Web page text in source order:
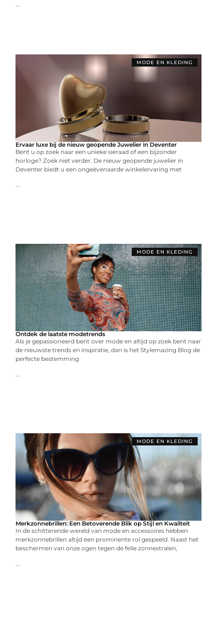
...
MODE EN KLEDING
Ervaar luxe bij de nieuw geopende Juwelier in Deventer
Bent u op zoek naar een unieke sieraad of een bijzonder
horloge? Zoek niet verder. De nieuw geopende juwelier in
Deventer biedt u een ongeëvenaarde winkelervaring met
...
MODE EN KLEDING
Ontdek de laatste modetrends
Als je gepassioneerd bent over mode en altijd op zoek bent naar
de nieuwste trends en inspiratie, dan is het Stylemazing Blog de
perfecte bestemming
...
MODE EN KLEDING
Merkzonnebrillen: Een Betoverende Blik op Stijl en Kwaliteit
In de schitterende wereld van mode en accessoires hebben
merkzonnebrillen altijd een prominente rol gespeeld. Naast het
beschermen van onze ogen tegen de felle zonnestralen,
...